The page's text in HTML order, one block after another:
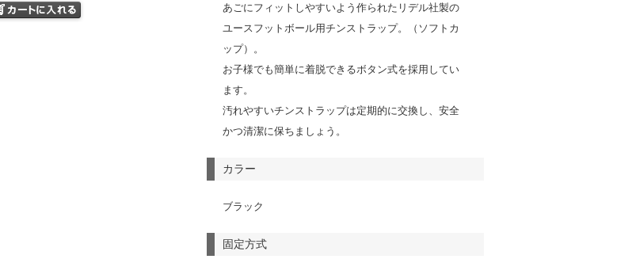
あごにフィットしやすいよう作られたリデル社製の
ユースフットボール用チンストラップ。（ソフトカ
ップ）。
お子様でも簡単に着脱できるボタン式を採用してい
ます。
汚れやすいチンストラップは定期的に交換し、安全
かつ清潔に保ちましょう。
カラー
ブラック
固定方式